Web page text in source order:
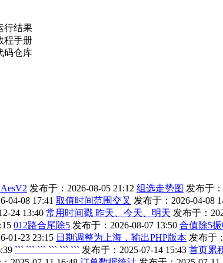
行结果
程手册
码仓库
发布于：2026-08-05 21:12 组选走势图 发布于
04-08 17:41 取值时间范围交叉 发布于：2026-04-08
24 13:40 常用时间戳 昨天、今天、明天 发布于：
012路合尾除5 发布于：2026-08-07 13:50 合值除5
01-23 23:15 日期调整为上海，输出PHP版本 发布于
``` ``` ``` ``` ``` ``` 发布于：2025-07-14 15:43 首页累